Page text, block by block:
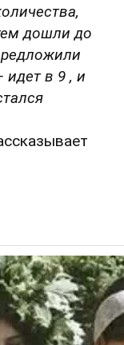
дошли до
идет в 9 , и